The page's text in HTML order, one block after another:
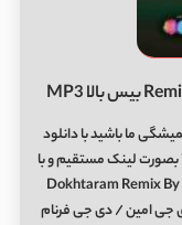
ما باشید با دانلود
بصورت لینک مستقیم و با
2 کیفیت عالی و خوب در رسانه معتبر میفا موزیک Dokhtaram Remix By